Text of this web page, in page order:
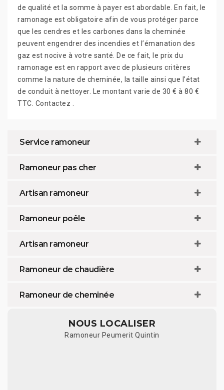
de qualité et la somme à payer est abordable. En fait, le
ramonage est obligatoire afin de vous protéger parce
que les cendres et les carbones dans la cheminée
peuvent engendrer des incendies et l’émanation des
gaz est nocive à votre santé. De ce fait, le prix du
ramonage est en rapport avec de plusieurs critères
comme la nature de cheminée, la taille ainsi que l’état
de conduit à nettoyer. Le montant varie de 30 € à 80 €
TTC. Contactez .
Service ramoneur
Ramoneur pas cher
Artisan ramoneur
Ramoneur poêle
Artisan ramoneur
Ramoneur de chaudière
Ramoneur de cheminée
NOUS LOCALISER
Ramoneur Peumerit Quintin